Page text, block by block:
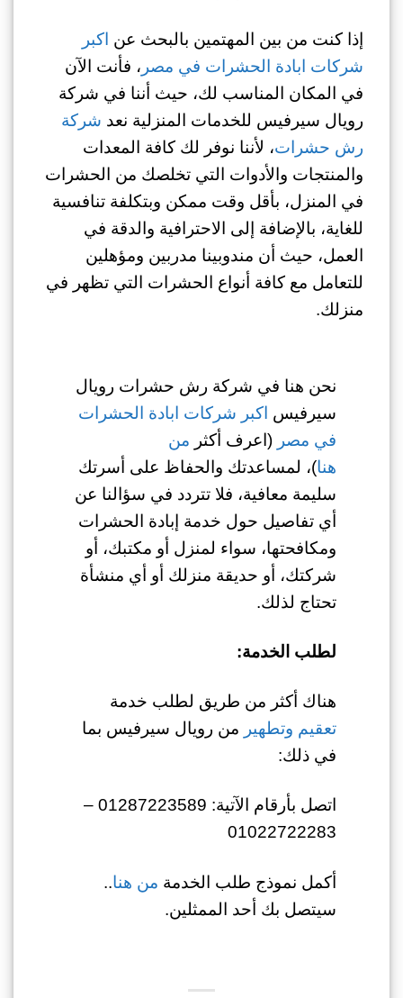
إذا كنت من بين المهتمين بالبحث عن اكبر
شركات ابادة الحشرات في مصر ، فأنت الآن
في المكان المناسب لك، حيث أننا في شركة
رويال سيرفيس للخدمات المنزلية نعد شركة
رش حشرات، لأننا نوفر لك كافة المعدات
والمنتجات والأدوات التي تخلصك من الحشرات
في المنزل، بأقل وقت ممكن وبتكلفة تنافسية
للغاية، بالإضافة إلى الاحترافية والدقة في
العمل، حيث أن مندوبينا مدربين ومؤهلين
للتعامل مع كافة أنواع الحشرات التي تظهر في
منزلك.
نحن هنا في شركة رش حشرات رويال
سيرفيس اكبر شركات ابادة الحشرات
في مصر (اعرف أكثر من
هنا)، لمساعدتك والحفاظ على أسرتك
سليمة معافية، فلا تتردد في سؤالنا عن
أي تفاصيل حول خدمة إبادة الحشرات
ومكافحتها، سواء لمنزل أو مكتبك، أو
شركتك، أو حديقة منزلك أو أي منشأة
تحتاج لذلك.
لطلب الخدمة:
هناك أكثر من طريق لطلب خدمة
تعقيم وتطهير من رويال سيرفيس بما
في ذلك:
اتصل بأرقام الآتية: 01287223589 –
01022722283
أكمل نموذج طلب الخدمة من هنا..
سيتصل بك أحد الممثلين.